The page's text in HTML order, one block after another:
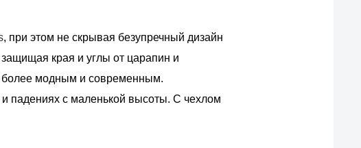
, при этом не скрывая безупречный дизайн
края и углы от царапин и
более модным и современным.
падениях с маленькой высоты. С чехлом